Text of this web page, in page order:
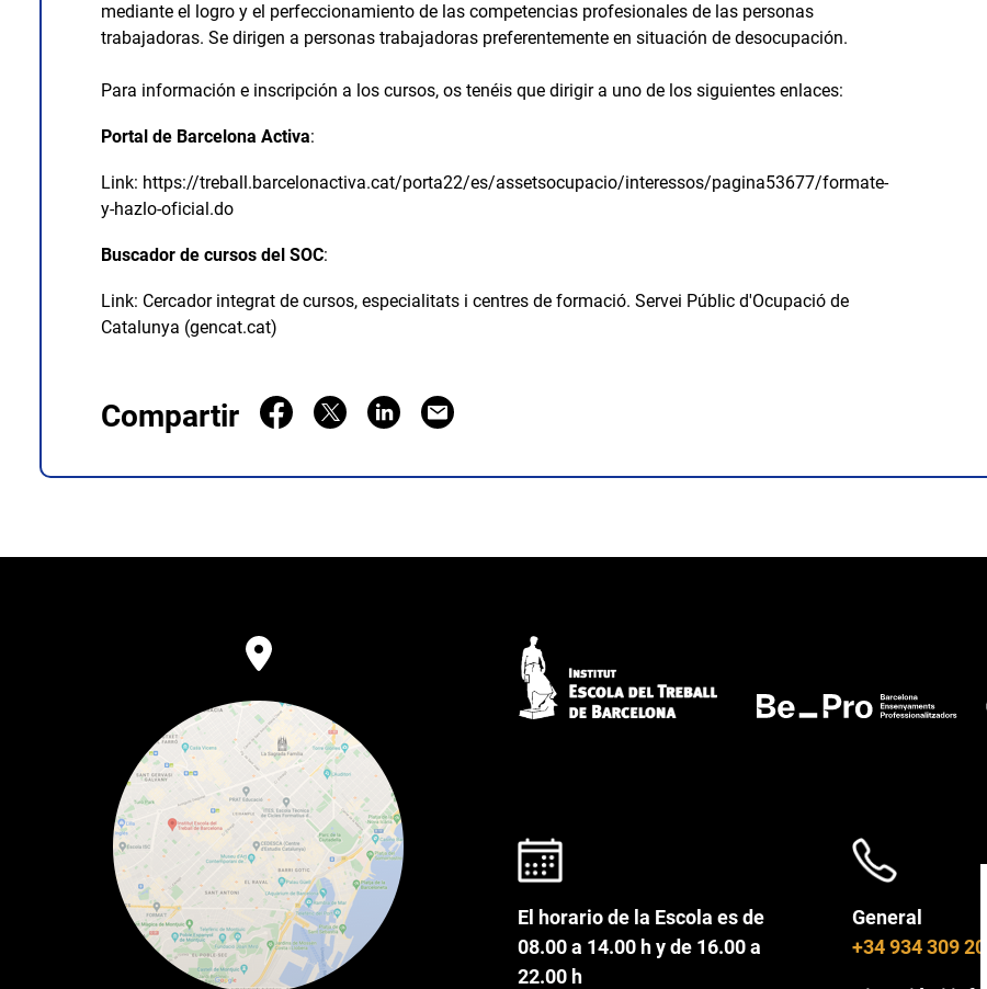
mediante el logro y el perfeccionamiento de las competencias profesionales de las personas
trabajadoras. Se dirigen a personas trabajadoras preferentemente en situación de desocupación.
Para información e inscripción a los cursos, os tenéis que dirigir a uno de los siguientes enlaces:
Portal de Barcelona Activa:
Link: https://treball.barcelonactiva.cat/porta22/es/assetsocupacio/interessos/pagina53677/formate-
y-hazlo-oficial.do
Buscador de cursos del SOC:
Link: Cercador integrat de cursos, especialitats i centres de formació. Servei Públic d'Ocupació de
Catalunya (gencat.cat)
Compartir
El horario de la Escola es de
08.00 a 14.00 h y de 16.00 a
22.00 h
General
+34 934 309 200